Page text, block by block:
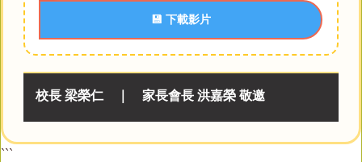
💾 下載影片
校長 梁榮仁 ｜ 家長會長 洪嘉榮 敬邀
```